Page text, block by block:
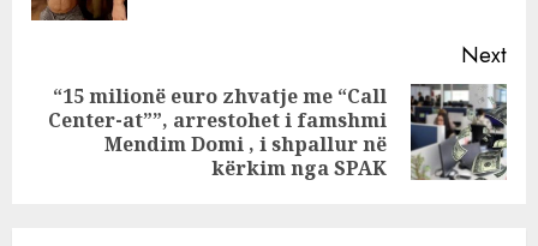
Next
Next
“15 milionë euro zhvatje me “Call
Center-at””, arrestohet i famshmi
Mendim Domi , i shpallur në
kërkim nga SPAK